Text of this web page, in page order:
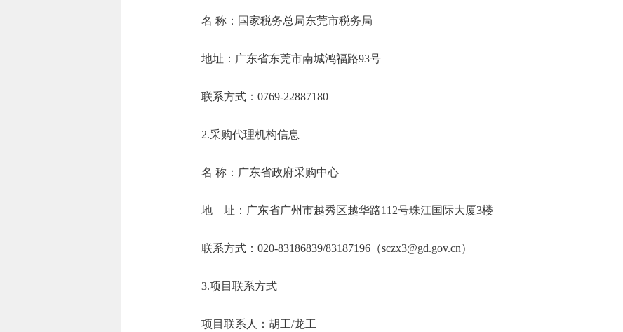
名 称：国家税务总局东莞市税务局
地址：广东省东莞市南城鸿福路93号
联系方式：0769-22887180
2.采购代理机构信息
名 称：广东省政府采购中心
地 址：广东省广州市越秀区越华路112号珠江国际大厦3楼
联系方式：020-83186839/83187196（sczx3@gd.gov.cn）
3.项目联系方式
项目联系人：胡工/龙工